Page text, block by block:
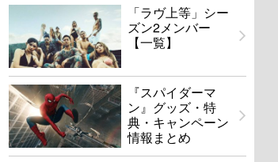
「ラヴ上等」シー
ズン2メンバー
【一覧】
『スパイダーマ
ン』グッズ・特
典・キャンペーン
情報まとめ